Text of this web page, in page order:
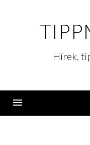
Hírek,